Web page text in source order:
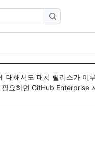
대해서도 패치 릴리스가 이
요하면 GitHub Enterprise